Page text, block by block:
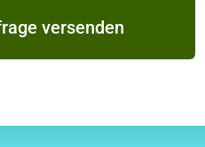
versenden